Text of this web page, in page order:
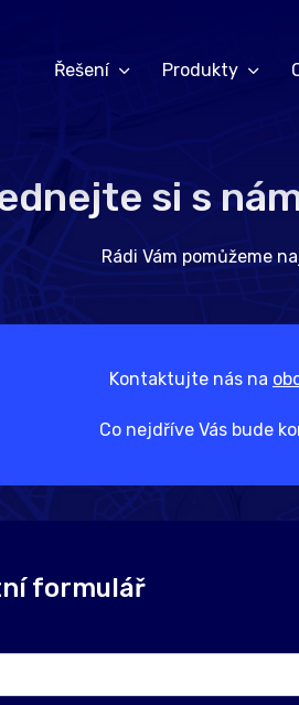
Řešení Produkty
si s
Rádi Vám pomůžeme
Kontaktujte nás na
Co nejdříve Vás bude
formulář